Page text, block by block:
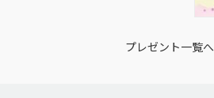
プレゼント一覧へ